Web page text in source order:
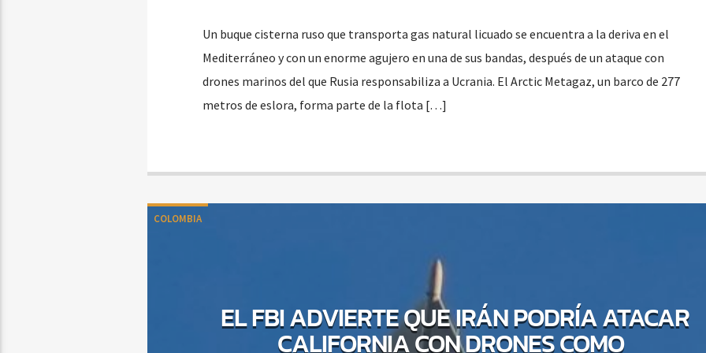
Un buque cisterna ruso que transporta gas natural licuado se encuentra a la deriva en el
Mediterráneo y con un enorme agujero en una de sus bandas, después de un ataque con
drones marinos del que Rusia responsabiliza a Ucrania. El Arctic Metagaz, un barco de 277
metros de eslora, forma parte de la flota […]
COLOMBIA
EL FBI ADVIERTE QUE IRÁN PODRÍA ATACAR
CALIFORNIA CON DRONES COMO